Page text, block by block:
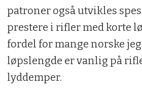
patroner også utvikles
prestere i rifler med korte
fordel for mange norske
løpslengde er vanlig på
lyddemper.